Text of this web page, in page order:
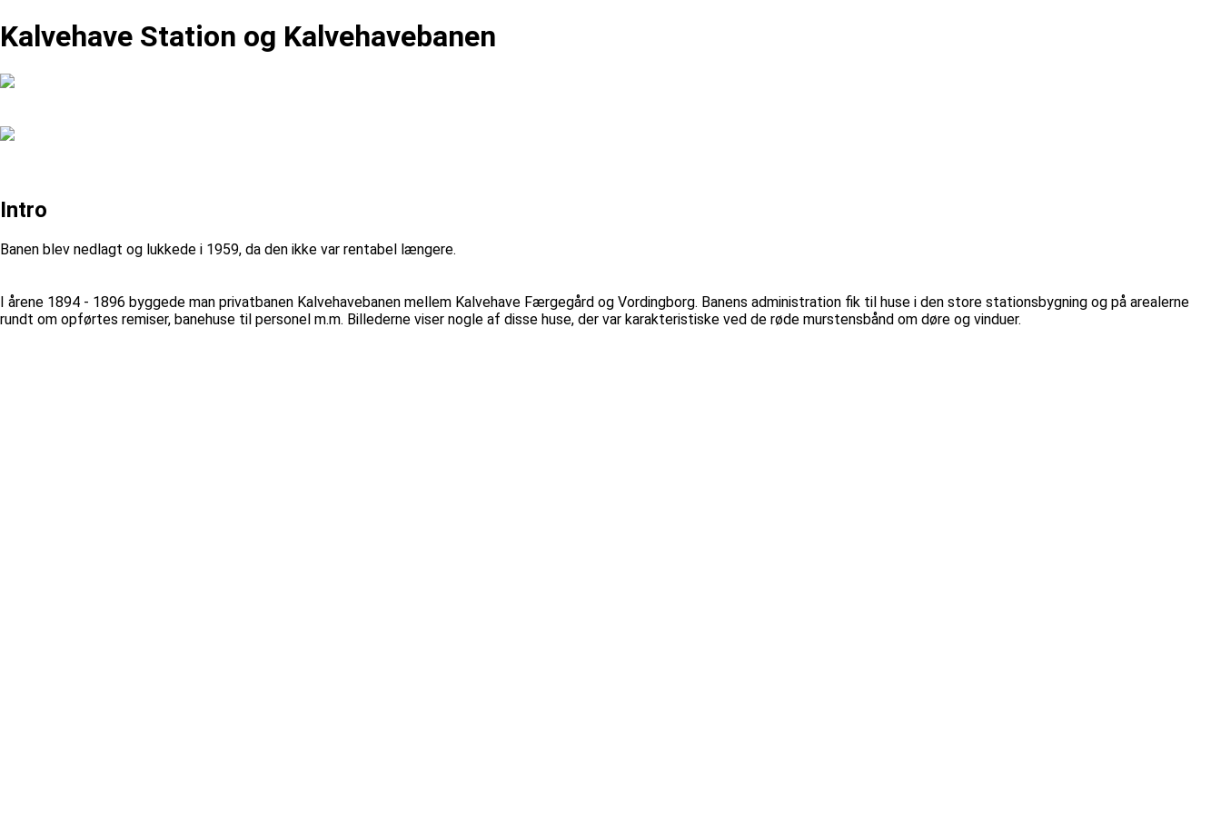
Kalvehave Station og Kalvehavebanen
Intro
Banen blev nedlagt og lukkede i 1959, da den ikke var rentabel længere.
I årene 1894 - 1896 byggede man privatbanen Kalvehavebanen mellem Kalvehave Færgegård og Vordingborg. Banens administration fik til huse i den store stationsbygning og på arealerne
rundt om opførtes remiser, banehuse til personel m.m. Billederne viser nogle af disse huse, der var karakteristiske ved de røde murstensbånd om døre og vinduer.